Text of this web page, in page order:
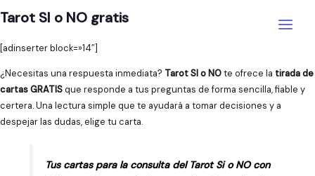
al
Tarot SI o NO gratis
[adinserter block=»14″]
¿Necesitas una respuesta inmediata? Tarot SI o NOte ofrece la tirada de
cartas GRATISque responde a tus preguntas de forma sencilla, fiable y
certera. Una lectura simple que te ayudará a tomar decisiones y a
despejar las dudas, elige tu carta.
Tus cartas para la consulta del Tarot Si o NO con